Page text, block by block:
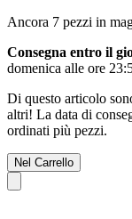
Ancora 7 pezzi in
Consegna entro il
domenica alle ore
Di questo articolo
altri! La data di
ordinati più pezzi.
Nel Carrello